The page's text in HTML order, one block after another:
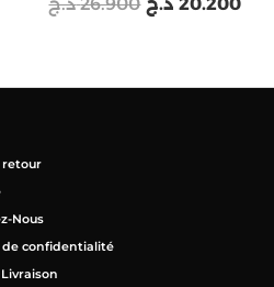
retour
Nous
de confidentialité